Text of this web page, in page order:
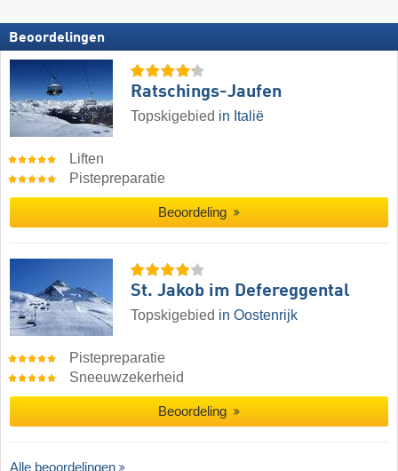
Beoordelingen
Ratschings-Jaufen
Topskigebied in Italië
Liften
Pistepreparatie
Beoordeling
St. Jakob im Defereggental
Topskigebied in Oostenrijk
Pistepreparatie
Sneeuwzekerheid
Beoordeling
Alle beoordelingen